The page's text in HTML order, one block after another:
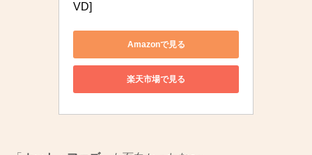
VD]
Amazonで見る
楽天市場で見る